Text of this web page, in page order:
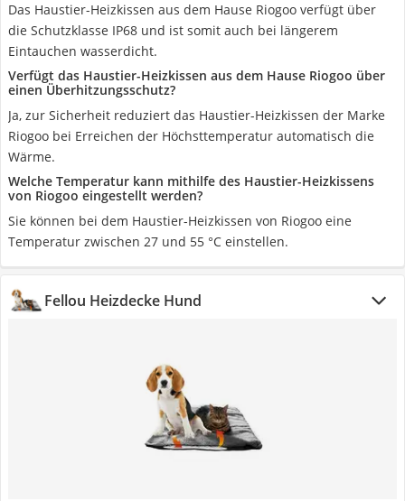
Das Haustier-Heizkissen aus dem Hause Riogoo verfügt über
die Schutzklasse IP68 und ist somit auch bei längerem
Eintauchen wasserdicht.
Verfügt das Haustier-Heizkissen aus dem Hause Riogoo über
einen Überhitzungsschutz?
Ja, zur Sicherheit reduziert das Haustier-Heizkissen der Marke
Riogoo bei Erreichen der Höchsttemperatur automatisch die
Wärme.
Welche Temperatur kann mithilfe des Haustier-Heizkissens
von Riogoo eingestellt werden?
Sie können bei dem Haustier-Heizkissen von Riogoo eine
Temperatur zwischen 27 und 55 °C einstellen.
Fellou Heizdecke Hund